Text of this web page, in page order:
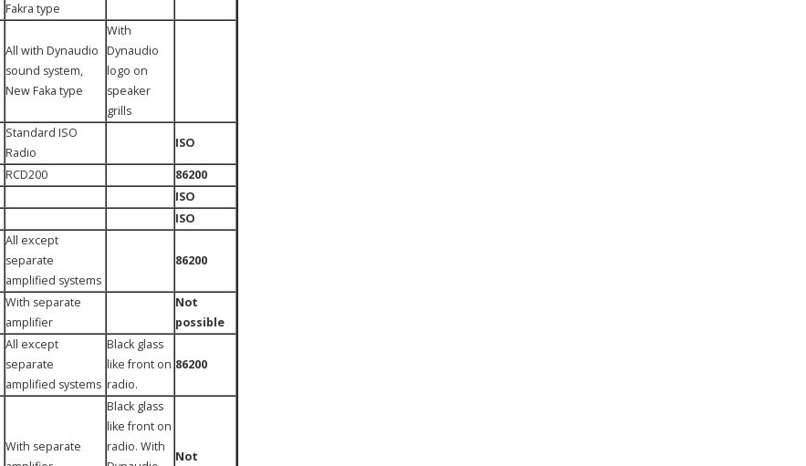
Fakra type
All with Dynaudio
sound system,
New Faka type
With
Dynaudio
logo on
speaker
grills
Standard ISO
Radio
ISO
RCD200
86200
ISO
ISO
All except
separate
amplified systems
86200
With separate
amplifier
Not
possible
All except
separate
amplified systems
Black glass
like front on
radio.
86200
With separate
Black glass
like front on
radio. With
Not